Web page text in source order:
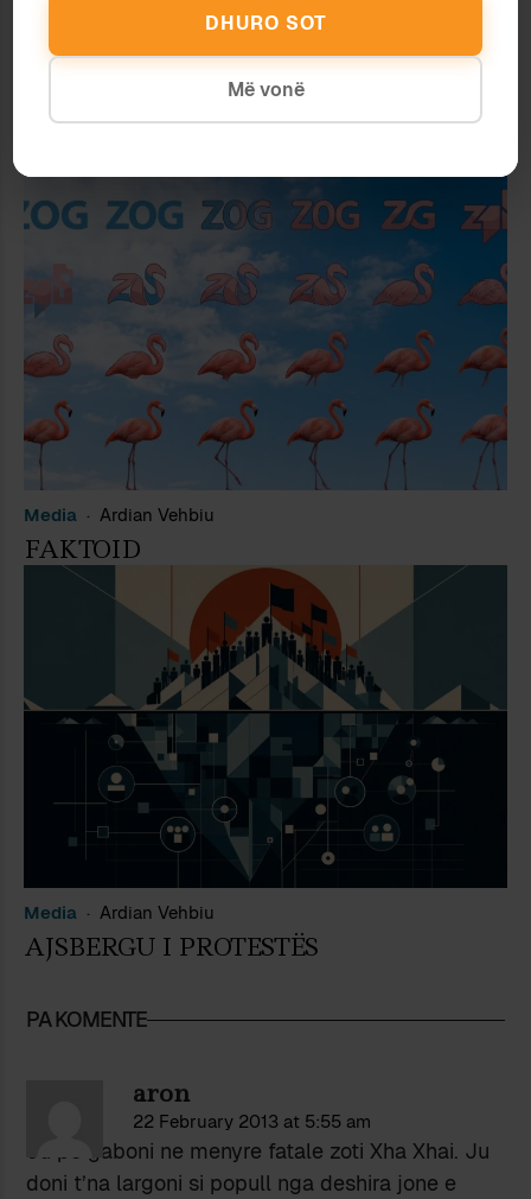
Media Ardian Vehbiu
Media Ardian Vehbiu
FAKTOID
Media Ardian Vehbiu
AJSBERGU I PROTESTËS
PA KOMENTE
aron
22 February 2013 at 5:55 am
Ju po gaboni ne menyre fatale zoti Xha Xhai. Ju
doni t’na largoni si popull nga deshira jone e
DHURO SOT
Më vonë